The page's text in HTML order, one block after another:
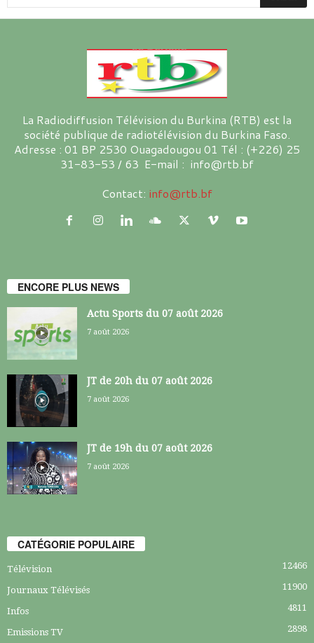
La Radiodiffusion Télévision du Burkina (RTB) est la
société publique de radiotélévision du Burkina Faso.
Adresse : 01 BP 2530 Ouagadougou 01 Tél : (+226) 25
31-83-53 / 63 E-mail : info@rtb.bf
Contact: info@rtb.bf
ENCORE PLUS NEWS
Actu Sports du 07 août 2026
7 août 2026
JT de 20h du 07 août 2026
7 août 2026
JT de 19h du 07 août 2026
7 août 2026
CATÉGORIE POPULAIRE
Télévision 12466
Journaux Télévisés 11900
Infos 4811
Emissions TV 2898